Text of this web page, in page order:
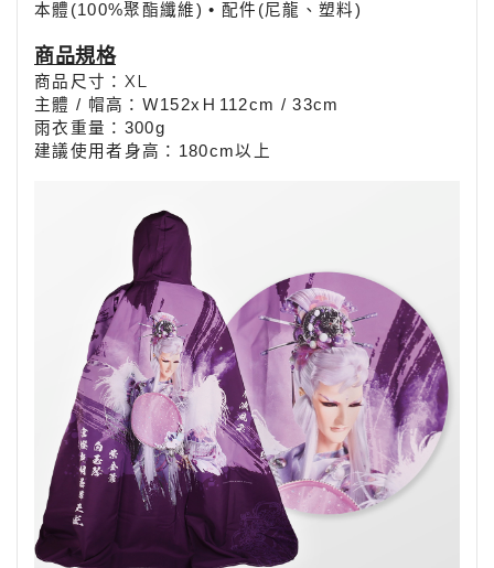
本體(100%聚酯纖維) • 配件(尼龍、塑料)
商品規格
商品尺寸：XL
主體 / 帽高 ： Ｗ152xＨ112cm / 33cm
雨衣重量：300g
建議使用者身高：180cm以上